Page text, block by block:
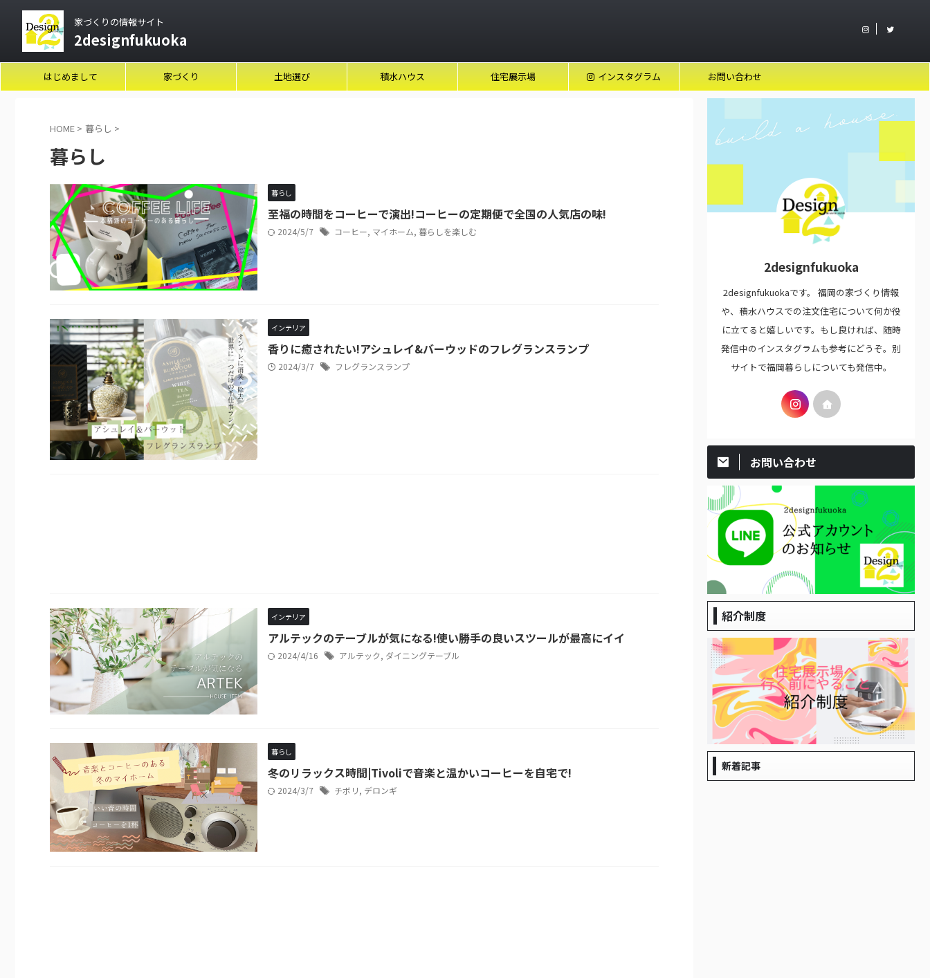
家づくりの情報サイト
2designfukuoka
はじめまして 家づくり 土地選び 積水ハウス 住宅展示場 インスタグラム お問い合わせ
HOME > 暮らし >
暮らし
暮らし
至福の時間をコーヒーで演出!コーヒーの定期便で全国の人気店の味!
2024/5/7 コーヒー, マイホーム, 暮らしを楽しむ
インテリア
香りに癒されたい!アシュレイ&バーウッドのフレグランスランプ
2024/3/7 フレグランスランプ
インテリア
アルテックのテーブルが気になる!使い勝手の良いスツールが最高にイイ
2024/4/16 アルテック, ダイニングテーブル
暮らし
冬のリラックス時間|Tivoliで音楽と温かいコーヒーを自宅で!
2024/3/7 チボリ, デロンギ
2designfukuoka
2designfukuokaです。 福岡の家づくり情報
や、積水ハウスでの注文住宅について何か役
に立てると嬉しいです。もし良ければ、随時
発信中のインスタグラムも参考にどうぞ。別
サイトで福岡暮らしについても発信中。
お問い合わせ
紹介制度
新着記事